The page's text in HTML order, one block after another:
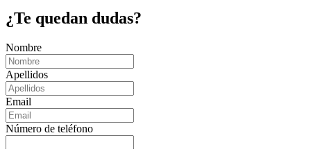
¿Te quedan dudas?
Nombre
Apellidos
Email
Número de teléfono